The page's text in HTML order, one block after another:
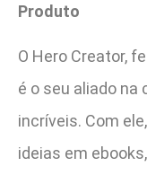
Produto
O Hero Creator,
é o seu aliado
incríveis. Com
ideias em